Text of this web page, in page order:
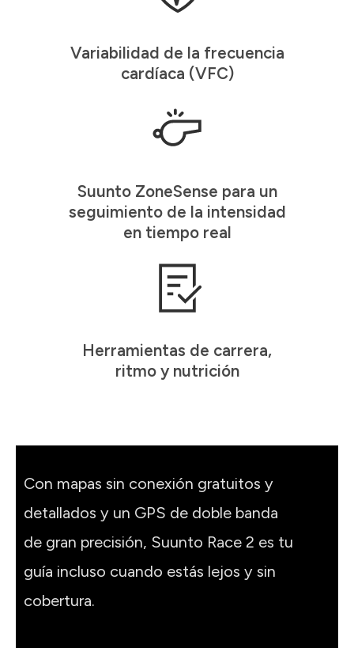
Variabilidad de la frecuencia
cardíaca (VFC)
Suunto ZoneSense para un
seguimiento de la intensidad
en tiempo real
Herramientas de carrera,
ritmo y nutrición
Con mapas sin conexión gratuitos y
detallados y un GPS de doble banda
de gran precisión, Suunto Race 2 es tu
guía incluso cuando estás lejos y sin
cobertura.